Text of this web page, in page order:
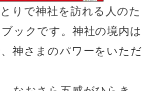
りで神社を訪れる人のた
ックです。神社の境内は
神さまのパワーをいただ